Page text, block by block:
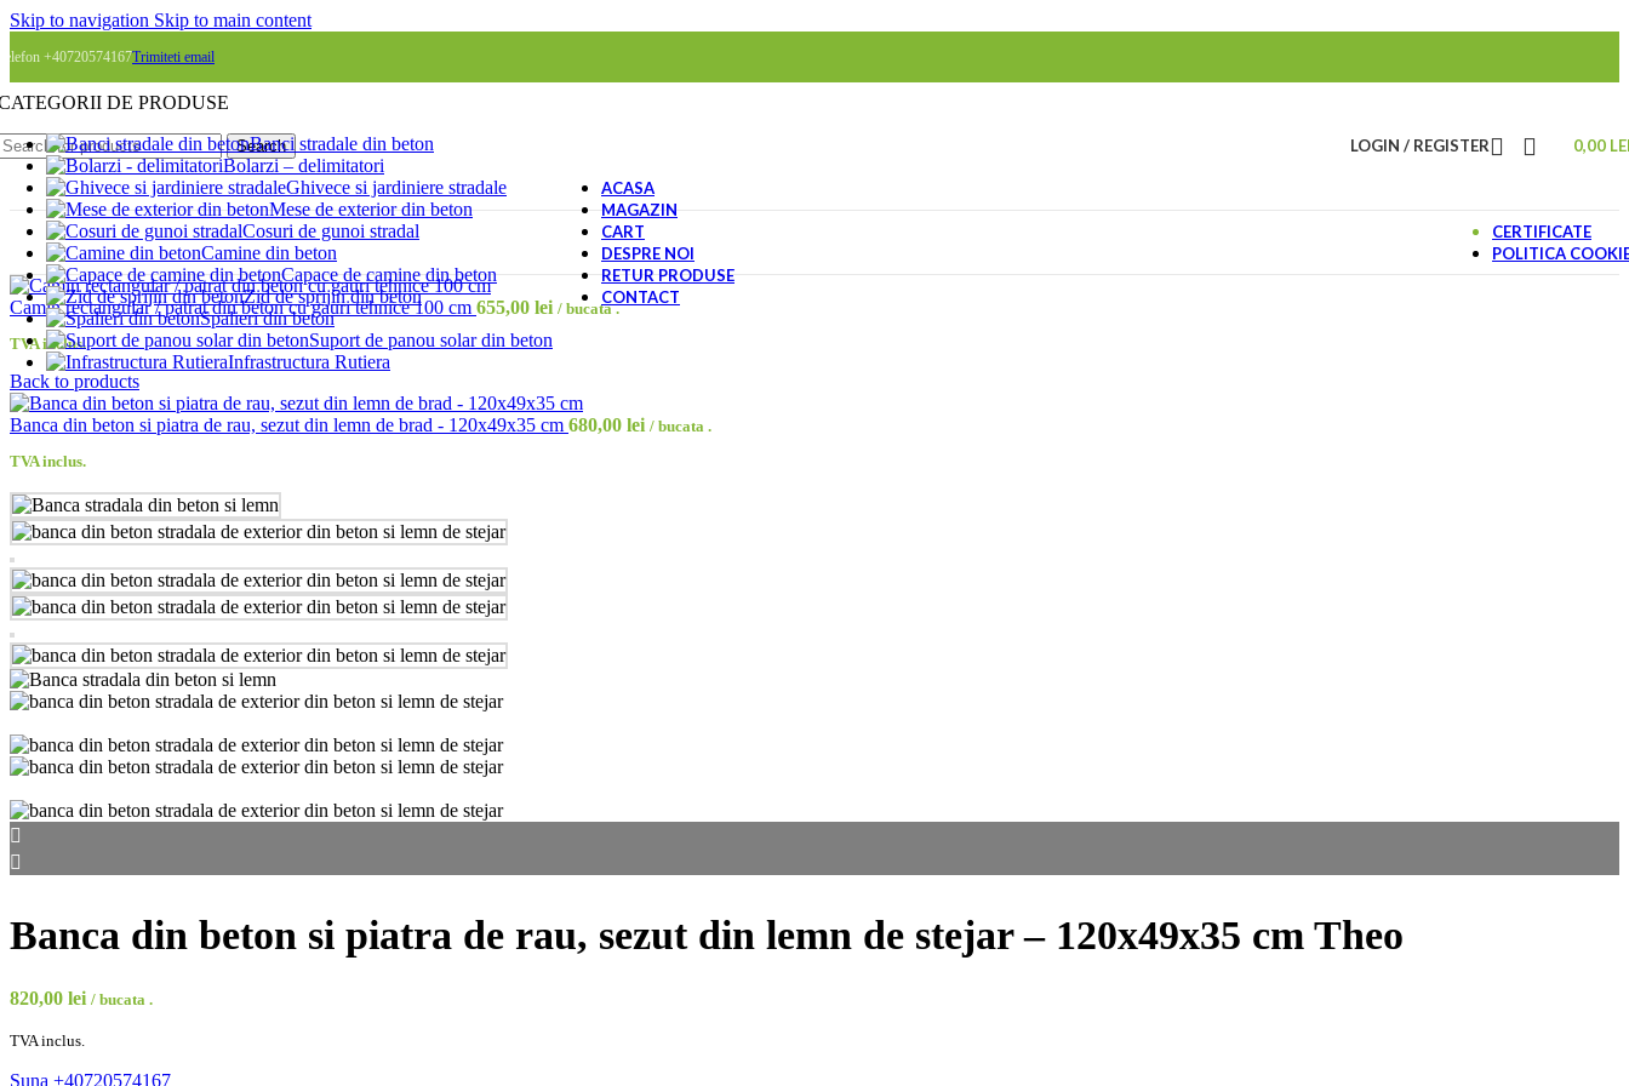
Skip to navigation Skip to main content
+40720574167Trimiteti email
Search LOGIN / REGISTER 0,00
DE PRODUSE
Banci stradale din beton
Bolarzi – delimitatori
Ghivece si jardiniere stradale
Mese de exterior din beton
Cosuri de gunoi stradal
Camine din beton
Capace de camine din beton
Zid de sprijin din beton
Spalieri din beton
Suport de panou solar din beton
Infrastructura Rutiera
ACASA
MAGAZIN
CART
DESPRE NOI
RETUR PRODUSE
CONTACT
CERTIFICATE
POLITICA
Camin rectangular / patrat din beton cu gauri tehnice 100 cm 655,00 lei / bucata .
TVA inclus.
Back to products
Banca din beton si piatra de rau, sezut din lemn de brad - 120x49x35 cm 680,00 lei / bucata .
TVA inclus.
Banca din beton si piatra de rau, sezut din lemn de stejar – 120x49x35 cm Theo
820,00 lei / bucata .
TVA inclus.
Suna +40720574167